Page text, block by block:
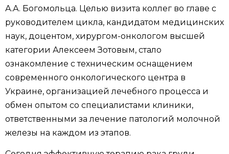
А.А. Богомольца. Целью визита коллег во главе с
руководителем цикла, кандидатом медицинских
наук, доцентом, хирургом-онкологом высшей
категории Алексеем Зотовым, стало
ознакомление с техническим оснащением
современного онкологического центра в
Украине, организацией лечебного процесса и
обмен опытом со специалистами клиники,
ответственными за лечение патологий молочной
железы на каждом из этапов.